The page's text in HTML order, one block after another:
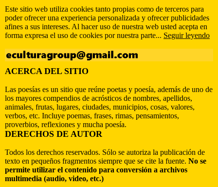
Este sitio web utiliza cookies tanto propias como de terceros para
poder ofrecer una experiencia personalizada y ofrecer publicidades
afines a sus intereses. Al hacer uso de nuestra web usted acepta en
forma expresa el uso de cookies por nuestra parte... Seguir leyendo
ACERCA DEL SITIO
Las poesías es un sitio que reúne poetas y poesía, además de uno de
los mayores compendios de acrósticos de nombres, apellidos,
animales, frutas, lugares, ciudades, municipios, cosas, valores,
verbos, etc. Incluye poemas, frases, rimas, pensamientos,
proverbios, reflexiones y mucha poesía.
DERECHOS DE AUTOR
Todos los derechos reservados. Sólo se autoriza la publicación de
texto en pequeños fragmentos siempre que se cite la fuente. No se
permite utilizar el contenido para conversión a archivos
multimedia (audio, video, etc.)